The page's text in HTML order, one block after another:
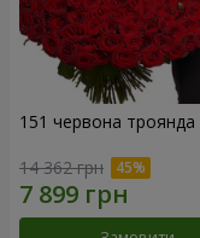
151 червона троянда
14 362 грн